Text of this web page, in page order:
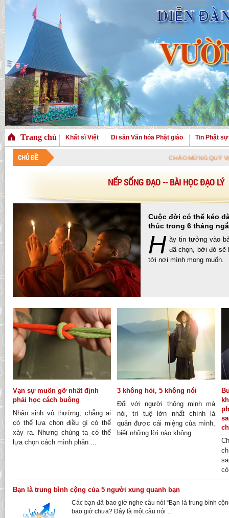
Trang chủ Khất sĩ Việt Di sản Văn hóa Phật giáo Tin Phật sự
CHỦ ĐỀ CHÀO MỪNG QUÝ VỊ ĐÃ GHÉ
NẾP SỐNG ĐẠO -- BÀI HỌC ĐẠO LÝ
Cuộc đời có thể kéo
thúc trong 6 tháng
H ãy tin tưởng vào
đã chọn, bởi đó sẽ
tới nơi mình mong muốn.
Vạn sự muốn gỡ nhất định
phải học cách buông
Nhân sinh vô thường, chẳng ai
có thể lựa chọn điều gì có thể
xảy ra. Nhưng chúng ta có thể
lựa chọn cách mình phản ...
3 không hỏi, 5 không nói
Đối với người thông minh mà
nói, trí tuệ lớn nhất chính là
quản được cái miệng của mình,
biết những lời nào không ...
Bạn là trung bình cộng của 5 người xung quanh bạn
Các bạn đã bao giờ nghe câu nói “Bạn là trung bình
bao giờ chưa? Đây là một câu nói ...